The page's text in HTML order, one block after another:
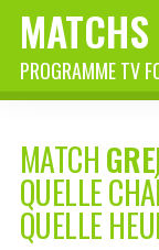
PROGRAMME TV
MATCH
QUELLE
QUELLE